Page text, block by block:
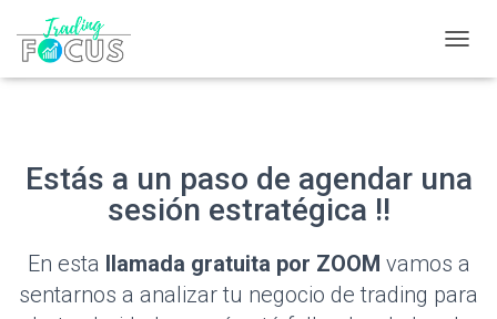
O
N
G
A
Estás a un paso de agendar una
sesión estratégica !!
En esta llamada gratuita por ZOOM vamos a
sentarnos a analizar tu negocio de trading para